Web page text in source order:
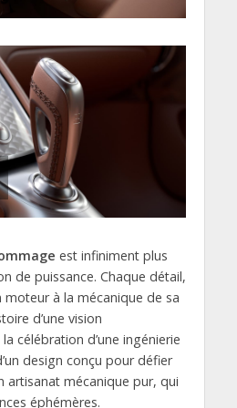
est infiniment plus
de puissance. Chaque détail,
à la mécanique de sa
d’une vision
célébration d’une ingénierie
design conçu pour défier
artisanat mécanique pur, qui
éphémères.